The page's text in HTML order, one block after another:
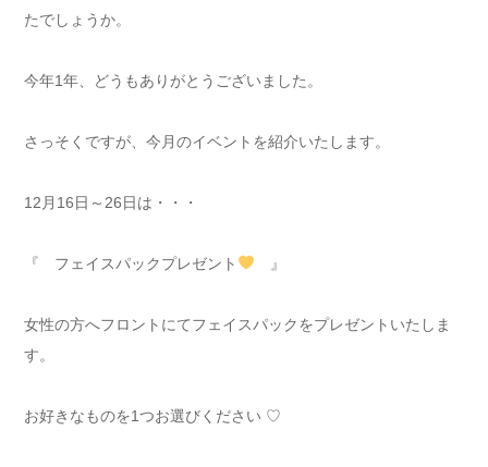
たでしょうか。
今年1年、どうもありがとうございました。
さっそくですが、今月のイベントを紹介いたします。
12月16日～26日は・・・
『 フェイスパックプレゼント 』
女性の方へフロントにてフェイスパックをプレゼントいたしま
す。
お好きなものを1つお選びください ♡